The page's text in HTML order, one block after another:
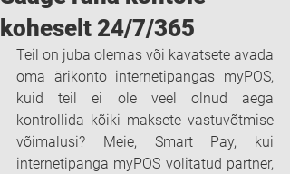
koheselt 24/7/365
Teil on juba olemas või kavatsete avada
oma ärikonto internetipangas myPOS,
kuid teil ei ole veel olnud aega
kontrollida kõiki maksete vastuvõtmise
võimalusi? Meie, Smart Pay, kui
internetipanga myPOS volitatud partner,